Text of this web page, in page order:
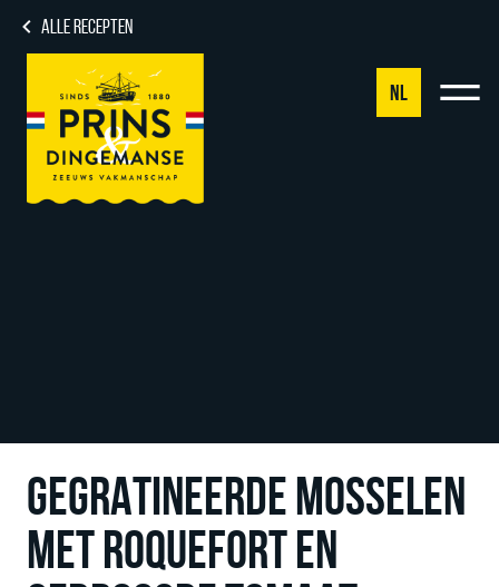
ALLE RECEPTEN
NL
GEGRATINEERDE MOSSELEN
MET ROQUEFORT EN